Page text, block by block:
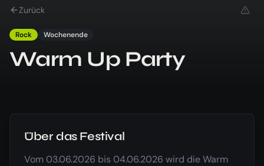
Zurück
Rock Wochenende
Warm Up Party
Über das Festival
Vom 03.06.2026 bis 04.06.2026 wird die Warm